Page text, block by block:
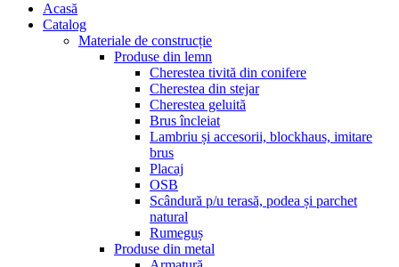
Acasă
Catalog
Materiale de construcție
Produse din lemn
Cherestea tivită din conifere
Cherestea din stejar
Cherestea geluită
Brus încleiat
Lambriu și accesorii, blockhaus, imitare
brus
Placaj
OSB
Scândură p/u terasă, podea și parchet
natural
Rumeguș
Produse din metal